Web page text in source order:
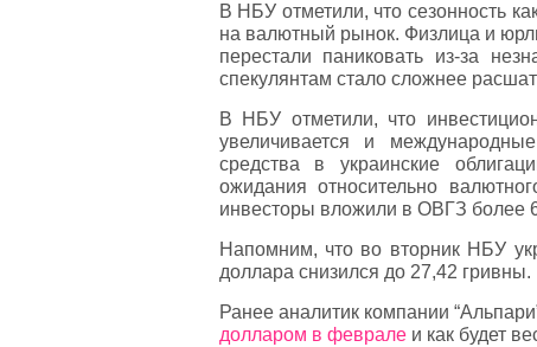
В НБУ отметили, что сезонность
на валютный рынок. Физлица и
перестали паниковать из-за
спекулянтам стало сложнее
В НБУ отметили, что
увеличивается и
средства в украинские
ожидания относительно
инвесторы вложили в ОВГЗ более
Напомним, что во вторник НБУ
доллара снизился до 27,42 гривны.
Ранее аналитик компании
долларом в февралеи как будет